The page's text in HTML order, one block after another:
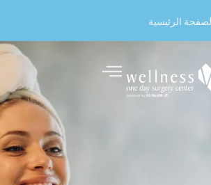
الرئيسية